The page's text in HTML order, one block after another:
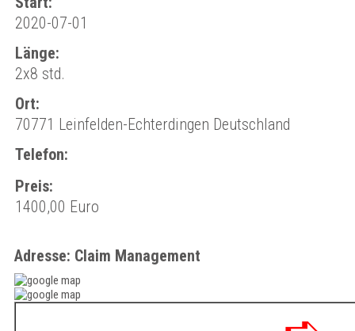
2020-07-01
Länge:
2x8 std.
Ort:
70771 Leinfelden-Echterdingen Deutschland
Telefon:
Preis:
1400,00 Euro
Adresse: Claim Management